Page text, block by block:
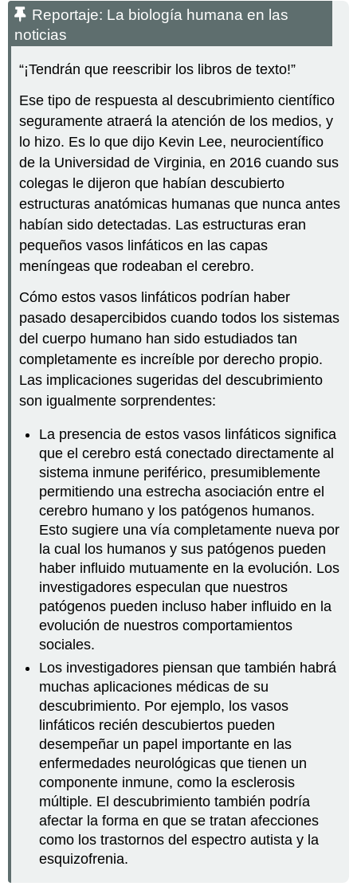
Reportaje: La biología humana en las
noticias
“¡Tendrán que reescribir los libros de texto!”
Ese tipo de respuesta al descubrimiento científico
seguramente atraerá la atención de los medios, y
lo hizo. Es lo que dijo Kevin Lee, neurocientífico
de la Universidad de Virginia, en 2016 cuando sus
colegas le dijeron que habían descubierto
estructuras anatómicas humanas que nunca antes
habían sido detectadas. Las estructuras eran
pequeños vasos linfáticos en las capas
meníngeas que rodeaban el cerebro.
Cómo estos vasos linfáticos podrían haber
pasado desapercibidos cuando todos los sistemas
del cuerpo humano han sido estudiados tan
completamente es increíble por derecho propio.
Las implicaciones sugeridas del descubrimiento
son igualmente sorprendentes:
La presencia de estos vasos linfáticos significa
que el cerebro está conectado directamente al
sistema inmune periférico, presumiblemente
permitiendo una estrecha asociación entre el
cerebro humano y los patógenos humanos.
Esto sugiere una vía completamente nueva por
la cual los humanos y sus patógenos pueden
haber influido mutuamente en la evolución. Los
investigadores especulan que nuestros
patógenos pueden incluso haber influido en la
evolución de nuestros comportamientos
sociales.
Los investigadores piensan que también habrá
muchas aplicaciones médicas de su
descubrimiento. Por ejemplo, los vasos
linfáticos recién descubiertos pueden
desempeñar un papel importante en las
enfermedades neurológicas que tienen un
componente inmune, como la esclerosis
múltiple. El descubrimiento también podría
afectar la forma en que se tratan afecciones
como los trastornos del espectro autista y la
esquizofrenia.